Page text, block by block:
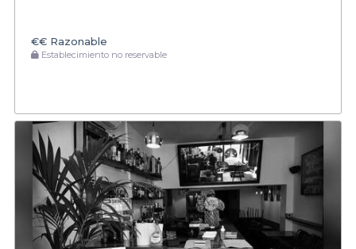
€€ Razonable
Establecimiento no reservable